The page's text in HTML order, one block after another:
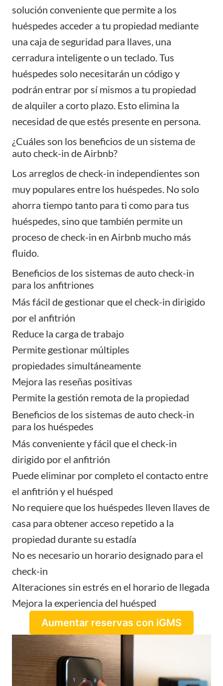
solución conveniente que permite a los
huéspedes acceder a tu propiedad mediante
una caja de seguridad para llaves , una
cerradura inteligente o un teclado. Tus
huéspedes solo necesitarán un código y
podrán entrar por sí mismos a tu propiedad
de alquiler a corto plazo . Esto elimina la
necesidad de que estés presente en persona.
¿Cuáles son los beneficios de un sistema de
auto check-in de Airbnb?
Los arreglos de check-in independientes son
muy populares entre los huéspedes. No solo
ahorra tiempo tanto para ti como para tus
huéspedes, sino que también permite un
proceso de check-in en Airbnb mucho más
fluido.
Beneficios de los sistemas de auto check-in
para los anfitriones
Más fácil de gestionar que el check-in dirigido
por el anfitrión
Reduce la carga de trabajo
Permite gestionar múltiples
propiedades simultáneamente
Mejora las reseñas positivas
Permite la gestión remota de la propiedad
Beneficios de los sistemas de auto check-in
para los huéspedes
Más conveniente y fácil que el check-in
dirigido por el anfitrión
Puede eliminar por completo el contacto entre
el anfitrión y el huésped
No requiere que los huéspedes lleven llaves de
casa para obtener acceso repetido a la
propiedad durante su estadía
No es necesario un horario designado para el
check-in
Alteraciones sin estrés en el horario de llegada
Mejora la experiencia del huésped
Aumentar reservas con iGMS